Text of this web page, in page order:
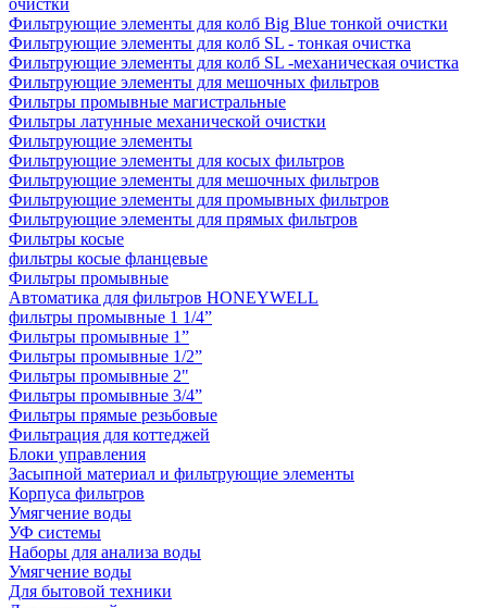
Фильтрующие элементы для колб Big Blue тонкой очистки
Фильтрующие элементы для колб SL - тонкая очистка
Фильтрующие элементы для колб SL -механическая очистка
Фильтрующие элементы для мешочных фильтров
Фильтры промывные магистральные
Фильтры латунные механической очистки
Фильтрующие элементы
Фильтрующие элементы для косых фильтров
Фильтрующие элементы для мешочных фильтров
Фильтрующие элементы для промывных фильтров
Фильтрующие элементы для прямых фильтров
Фильтры косые
фильтры косые фланцевые
Фильтры промывные
Автоматика для фильтров HONEYWELL
фильтры промывные 1 1/4”
Фильтры промывные 1”
Фильтры промывные 1/2”
Фильтры промывные 2"
Фильтры промывные 3/4”
Фильтры прямые резьбовые
Фильтрация для коттеджей
Блоки управления
Засыпной материал и фильтрующие элементы
Корпуса фильтров
Умягчение воды
УФ системы
Наборы для анализа воды
Умягчение воды
Для бытовой техники